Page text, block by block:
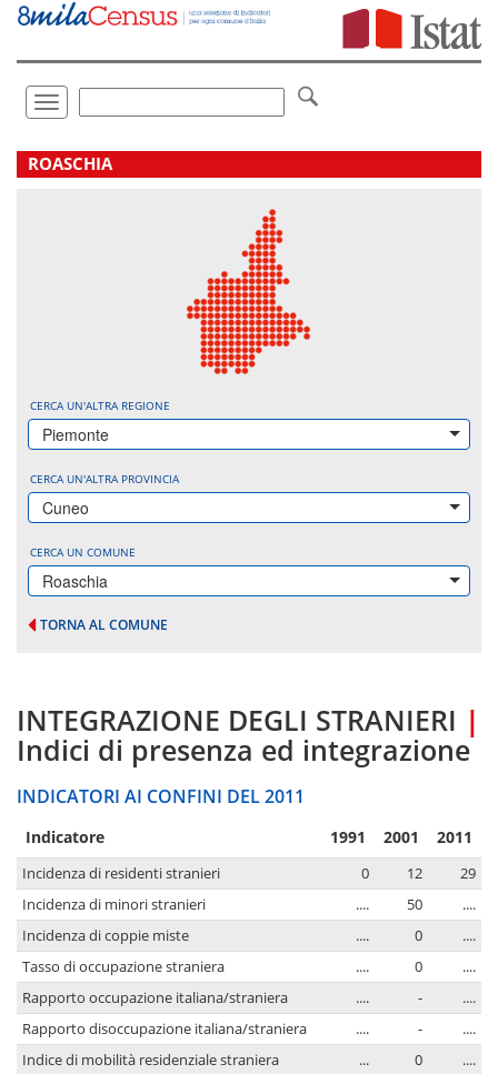
Vai
direttamente
Toggle
navigation
.
ROASCHIA
CERCA UN'ALTRA REGIONE
Piemonte
CERCA UN'ALTRA PROVINCIA
Cuneo
CERCA UN COMUNE
Roaschia
TORNA AL COMUNE
INTEGRAZIONE DEGLI STRANIERI |
Indici di presenza ed integrazione
INDICATORI AI CONFINI DEL 2011
Indicatore 1991 2001 2011
Incidenza di residenti stranieri 0 12
29
Incidenza di minori stranieri
.... 50
....
Incidenza di coppie miste
.... 0
....
Tasso di occupazione straniera
.... 0
....
Rapporto occupazione italiana/straniera
.... -
....
Rapporto disoccupazione italiana/straniera
.... -
....
Indice di mobilità residenziale straniera
... 0
....